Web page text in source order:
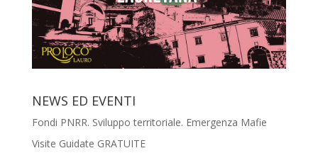
NEWS ED EVENTI
Fondi PNRR. Sviluppo territoriale. Emergenza Mafie
Visite Guidate GRATUITE